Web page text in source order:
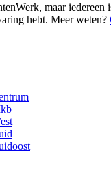
maar
hebt. Meer weten?